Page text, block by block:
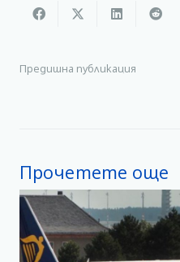
Предишна публикация
Прочетете още